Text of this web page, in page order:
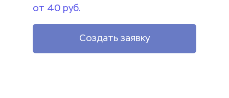
от 40 руб.
Создать заявку